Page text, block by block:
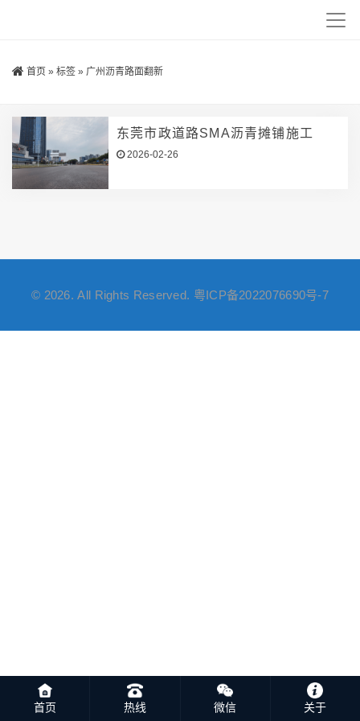
首页 » 标签 » 广州沥青路面翻新
东莞市政道路SMA沥青摊铺施工
2026-02-26
© 2026. All Rights Reserved. 粤ICP备2022076690号-7
首页 热线 微信 关于